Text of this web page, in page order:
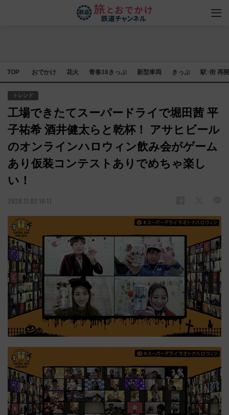
TOP おでかけ 花火 青春18きっぷ 新型車両 きっぷ 駅･街 再
トレンド
工場できたてスーパードライで堀田茜 平
子祐希 酒井健太らと乾杯！ アサヒビール
のオンラインハロウィン飲み会がゲーム
あり仮装コンテストありでめちゃ楽し
い！
2020.11.02 16:11